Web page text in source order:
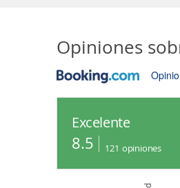
Opiniones
Excelente
8.5 121 opiniones